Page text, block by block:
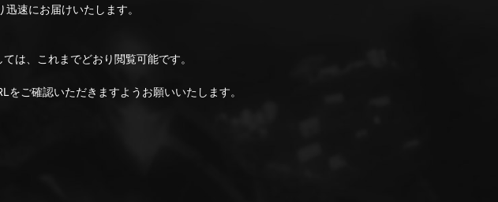
速にお届けいたします。
は、これまでどおり閲覧可能です。
ご確認いただきますようお願いいたします。